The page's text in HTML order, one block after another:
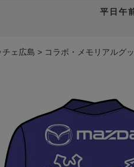
平日午
ェ広島 コラボ・メモリアルグ